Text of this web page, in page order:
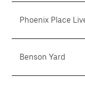
Phoenix Place
Benson Yard